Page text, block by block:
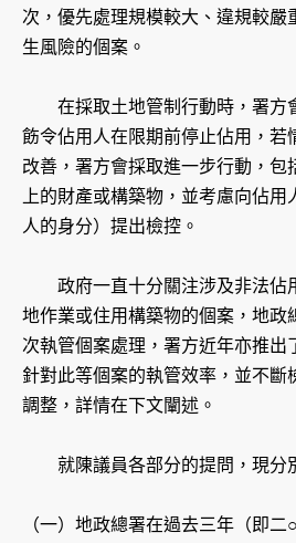
次，優先處理規模較大、違規較嚴
生風險的個案。
在採取土地管制行動時，署方
飭令佔用人在限期前停止佔用，若
改善，署方會採取進一步行動，包
上的財產或構築物，並考慮向佔用
人的身分）提出檢控。
政府一直十分關注涉及非法佔
地作業或住用構築物的個案，地政
次執管個案處理，署方近年亦推出
針對此等個案的執管效率，並不斷
調整，詳情在下文闡述。
就陳議員各部分的提問，現分
（一）地政總署在過去三年（即